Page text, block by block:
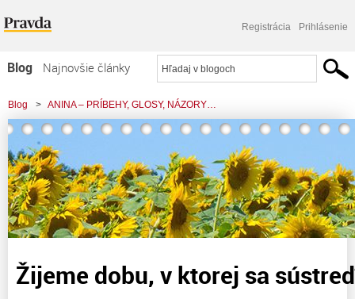
Registrácia Prihlásenie
Blog
Najnovšie články
Najčítanejšie články
Najkomentovanejšie články
Zoznam blogov
Komerčné blogy
Blog > ANINA – PRÍBEHY, GLOSY, NÁZORY…
> Žijeme dobu, v ktorej sa sústreďujeme na nedostatok a nedokonalosť?
Žijeme dobu, v ktorej sa